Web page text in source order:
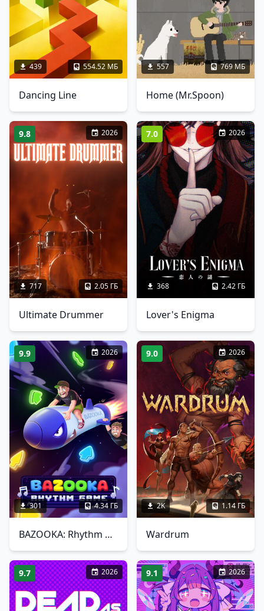
439 554.52 МБ
Dancing Line
557 769 МБ
Home (Mr.Spoon)
9.8 2026
717 2.05 ГБ
Ultimate Drummer
7.0 2026
368 2.42 ГБ
Lover's Enigma
9.9 2026
301 4.34 ГБ
BAZOOKA: Rhythm Game
9.0 2026
2K 1.14 ГБ
Wardrum
9.7 2026 9.1 2026